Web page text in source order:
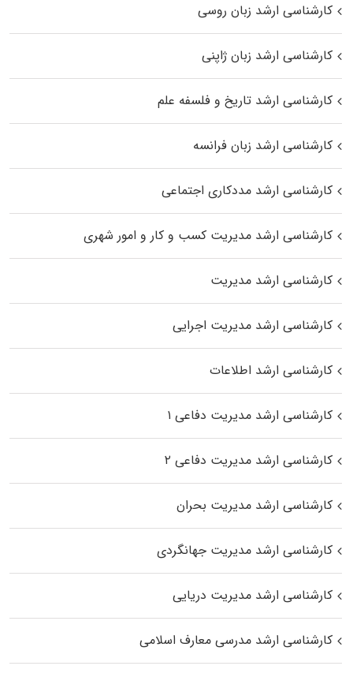
کارشناسی ارشد زبان روسی
کارشناسی ارشد زبان ژاپنی
کارشناسی ارشد تاریخ و فلسفه علم
کارشناسی ارشد زبان فرانسه
کارشناسی ارشد مددکاری اجتماعی
کارشناسی ارشد مدیریت کسب و کار و امور شهری
کارشناسی ارشد مدیریت
کارشناسی ارشد مدیریت اجرایی
کارشناسی ارشد اطلاعات
کارشناسی ارشد مدیریت دفاعی ۱
کارشناسی ارشد مدیریت دفاعی ۲
کارشناسی ارشد مدیریت بحران
کارشناسی ارشد مدیریت جهانگردی
کارشناسی ارشد مدیریت دریایی
کارشناسی ارشد مدرسی معارف اسلامی